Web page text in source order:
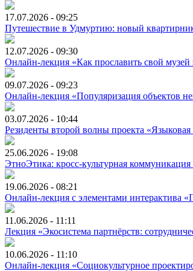
17.07.2026 - 09:25
Путешествие в Удмуртию: новый
12.07.2026 - 09:30
Онлайн-лекция «Как прославить свой
09.07.2026 - 09:23
Онлайн-лекция «Популяризация объектов
03.07.2026 - 10:44
Резиденты второй волны проекта «Языковая
25.06.2026 - 19:08
ЭтноЭтика: кросс-культурная
19.06.2026 - 08:21
Онлайн-лекция с элементами интерактива
11.06.2026 - 11:11
Лекция «Экосистема партнёрств:
10.06.2026 - 11:10
Онлайн-лекция «Социокультурное